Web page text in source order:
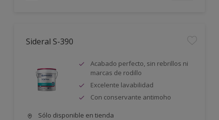
Sideral S-390
Acabado perfecto, sin rebrillos ni
marcas de rodillo
Excelente lavabilidad
Con conservante antimoho
Sólo disponible en tienda